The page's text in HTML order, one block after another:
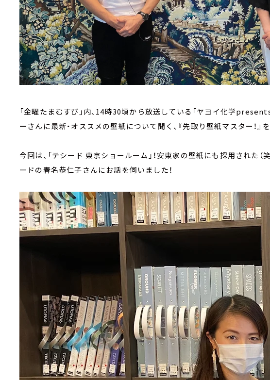
「金曜たまむすび」内、14時30頃から放送している「ヤヨイ化学
ーさんに最新・オススメの壁紙について聞く、『先取り壁紙マスター！』
今回は、「テシード 東京ショールーム」！安東家の壁紙にも採用された
ードの春名恭仁子さんにお話を伺いました！